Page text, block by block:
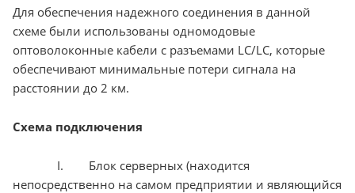
Для обеспечения надежного соединения в данной
схеме были использованы одномодовые
оптоволоконные кабели с разъемами LC/LC, которые
обеспечивают минимальные потери сигнала на
расстоянии до 2 км.
Схема подключения
I. Блок серверных (находится
непосредственно на самом предприятии и являющийся